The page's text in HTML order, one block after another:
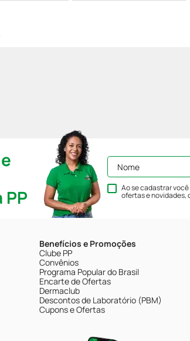
PP
Ao se cadastrar
ofertas e novidades,
Benefícios e Promoções
Clube PP
Convênios
Programa Popular do Brasil
Encarte de Ofertas
Dermaclub
Descontos de Laboratório (PBM)
Cupons e Ofertas